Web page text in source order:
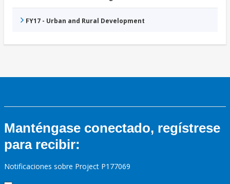
FY17 - Urban and Rural Development
Manténgase conectado, regístrese
para recibir:
Notificaciones sobre Project P177069